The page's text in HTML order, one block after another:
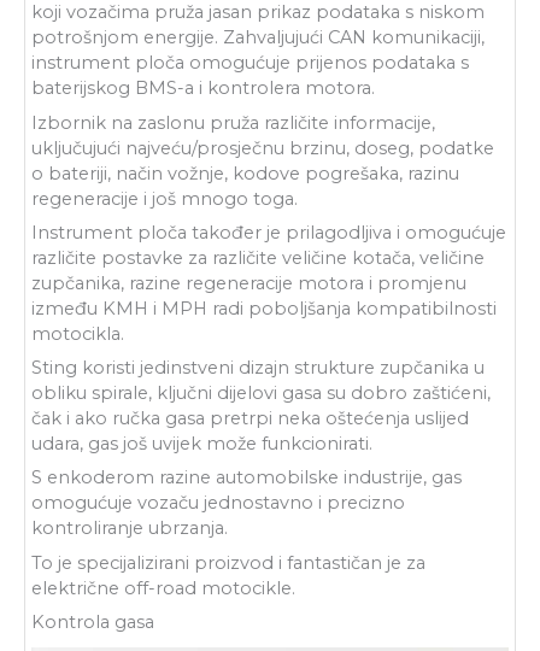
koji vozačima pruža jasan prikaz podataka s niskom
potrošnjom energije. Zahvaljujući CAN komunikaciji,
instrument ploča omogućuje prijenos podataka s
baterijskog BMS-a i kontrolera motora.
Izbornik na zaslonu pruža različite informacije,
uključujući najveću/prosječnu brzinu, doseg, podatke
o bateriji, način vožnje, kodove pogrešaka, razinu
regeneracije i još mnogo toga.
Instrument ploča također je prilagodljiva i omogućuje
različite postavke za različite veličine kotača, veličine
zupčanika, razine regeneracije motora i promjenu
između KMH i MPH radi poboljšanja kompatibilnosti
motocikla.
Sting koristi jedinstveni dizajn strukture zupčanika u
obliku spirale, ključni dijelovi gasa su dobro zaštićeni,
čak i ako ručka gasa pretrpi neka oštećenja uslijed
udara, gas još uvijek može funkcionirati.
S enkoderom razine automobilske industrije, gas
omogućuje vozaču jednostavno i precizno
kontroliranje ubrzanja.
To je specijalizirani proizvod i fantastičan je za
električne off-road motocikle.
Kontrola gasa